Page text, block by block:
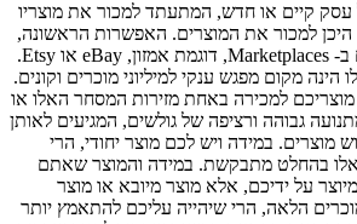
קיים או חדש, המתעתד למכור את מוצריו
למכור את המוצרים. האפשרות הראשונה,
הינה מכירה של המוצרים ב- Marketplaces, דוגמת אמזון, eBay או Etsy.
מקום מפגש ענקי למיליוני מוכרים וקונים.
למכירה באחת מזירות המסחר האלו או
גבוהה ורציפה של גולשים, המגיעים לאותן
מוצרים. במידה ויש לכם מוצר יחודי, הרי
בהחלט מתבקשת. במידה והמוצר שאתם
על ידיכם, אלא מוצר מיובא או מוצר
הלאה, הרי שיהייה עליכם להתאמץ יותר